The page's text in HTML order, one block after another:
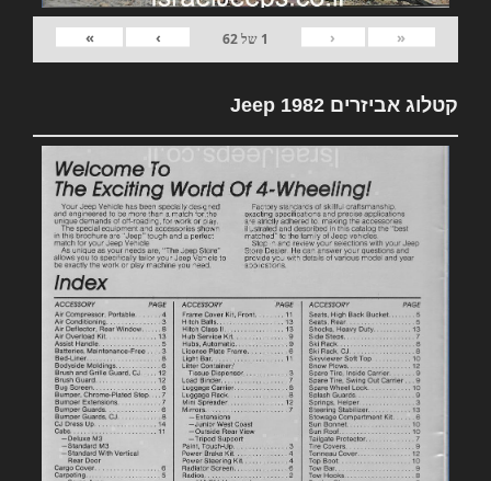
«
‹
1 של62
›
»
קטלוג אביזרים 1982 Jeep